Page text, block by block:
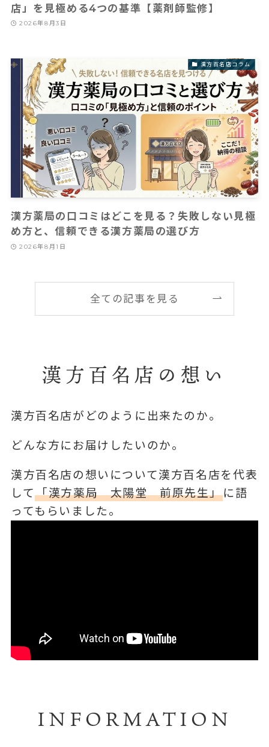
店」を見極める4つの基準【薬剤師監修】
2026年8月3日
漢方百名店コラム
漢方薬局の口コミはどこを見る？失敗しない見極
め方と、信頼できる漢方薬局の選び方
2026年8月1日
全ての記事を見る
漢方百名店の想い
漢方百名店がどのように出来たのか。
どんな方にお届けしたいのか。
漢方百名店の想いについて漢方百名店を代表
して「漢方薬局 太陽堂 前原先生」に語
ってもらいました。
INFORMATION